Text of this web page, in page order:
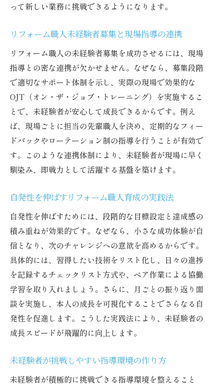
って新しい業務に挑戦できるようになります。
リフォーム職人未経験者募集と現場指導の連携
リフォーム職人の未経験者募集を成功させるには、現場
指導との密な連携が欠かせません。なぜなら、募集段階
で適切なサポート体制を示し、実際の現場で効果的な
OJT（オン・ザ・ジョブ・トレーニング）を実施するこ
とで、未経験者が安心して成長できるからです。例え
ば、現場ごとに担当の先輩職人を決め、定期的なフィー
ドバックやローテーション制の指導を行うことが有効で
す。このような連携体制により、未経験者が現場に早く
馴染み、即戦力として活躍する基盤を築けます。
自発性を伸ばすリフォーム職人育成の実践法
自発性を伸ばすためには、段階的な目標設定と達成感の
積み重ねが効果的です。なぜなら、小さな成功体験が自
信となり、次のチャレンジへの意欲を高めるからです。
具体的には、習得したい技術をリスト化し、日々の進捗
を記録するチェックリスト方式や、ペア作業による協働
学習を取り入れましょう。さらに、月ごとの振り返り面
談を実施し、本人の成長を可視化することでさらなる自
発性を促進します。こうした実践法により、未経験者の
成長スピードが飛躍的に向上します。
未経験者が挑戦しやすい指導環境の作り方
未経験者が積極的に挑戦できる指導環境を整えること